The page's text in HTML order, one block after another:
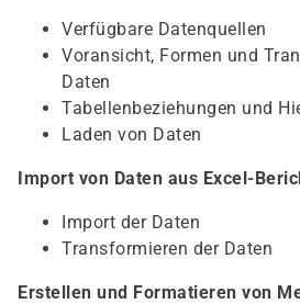
Verfügbare Datenquellen
Voransicht, Formen und
Daten
Tabellenbeziehungen und
Laden von Daten
Import von Daten aus Excel-
Import der Daten
Transformieren der Daten
Erstellen und Formatieren von